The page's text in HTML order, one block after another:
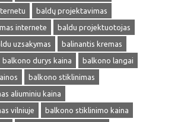
baldų projektavimas
internete
baldu projektuotojas
uzsakymas
balinantis kremas
balkono durys kaina
balkono langai
balkono stiklinimas
aliuminiu kaina
vilniuje
balkono stiklinimo kaina